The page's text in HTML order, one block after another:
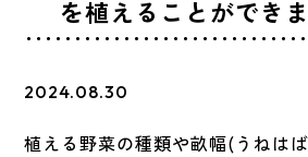
を植えることができ
2024.08.30
植える野菜の種類や畝幅(うねはば